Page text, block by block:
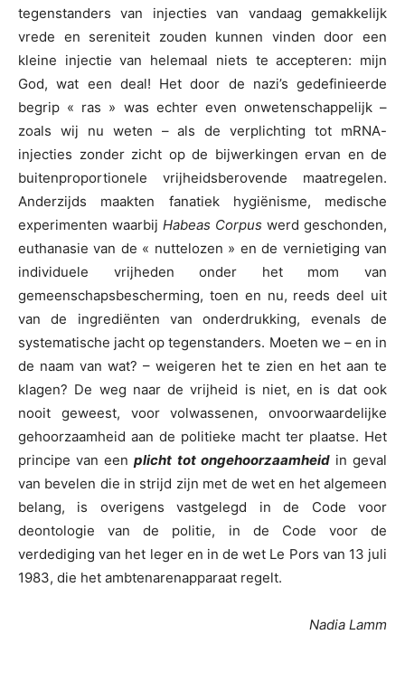
tegenstanders van injecties van vandaag gemakkelijk
vrede en sereniteit zouden kunnen vinden door een
kleine injectie van helemaal niets te accepteren: mijn
God, wat een deal! Het door de nazi’s gedefinieerde
begrip « ras » was echter even onwetenschappelijk –
zoals wij nu weten – als de verplichting tot mRNA-
injecties zonder zicht op de bijwerkingen ervan en de
buitenproportionele vrijheidsberovende maatregelen.
Anderzijds maakten fanatiek hygiënisme, medische
experimenten waarbij Habeas Corpus werd geschonden,
euthanasie van de « nuttelozen » en de vernietiging van
individuele vrijheden onder het mom van
gemeenschapsbescherming, toen en nu, reeds deel uit
van de ingrediënten van onderdrukking, evenals de
systematische jacht op tegenstanders. Moeten we – en in
de naam van wat? – weigeren het te zien en het aan te
klagen? De weg naar de vrijheid is niet, en is dat ook
nooit geweest, voor volwassenen, onvoorwaardelijke
gehoorzaamheid aan de politieke macht ter plaatse. Het
principe van eenplicht tot ongehoorzaamheid in geval
van bevelen die in strijd zijn met de wet en het algemeen
belang, is overigens vastgelegd in de Code voor
deontologie van de politie, in de Code voor de
verdediging van het leger en in de wet Le Pors van 13 juli
1983, die het ambtenarenapparaat regelt.
Nadia Lamm